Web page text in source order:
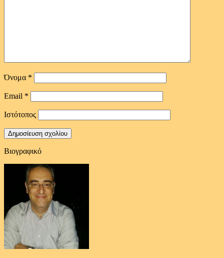
Όνομα *
Email *
Ιστότοπος
Βιογραφικό